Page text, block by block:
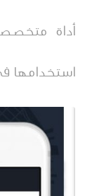
أداة
استخدامها